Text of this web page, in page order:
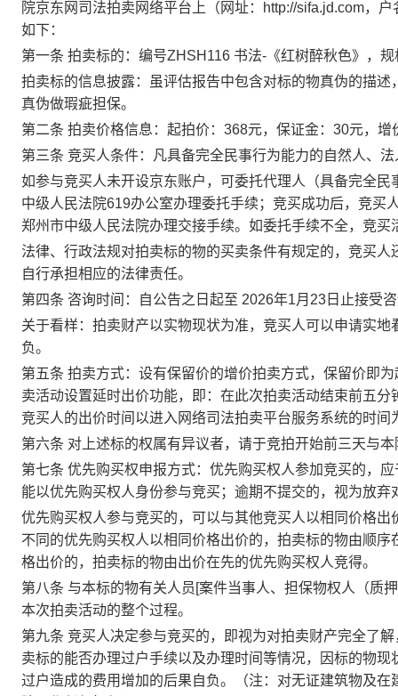
院京东网司法拍卖网络平台上（网址：
http://sifa.jd.com，户
如下：
第一条 拍卖标的： 编号ZHSH116 书法-《红树醉秋色》 ，规
拍卖标的信息披露：
虽评估报告中包含对标的物真伪的描
真伪做瑕疵担保。
第二条 拍卖价格信息： 起拍价： 368元，保证金： 30元，增
第三条 竞买人条件：凡具备完全民事行为能力的自然人、
如参与竞买人未开设京东账户，可委托代理人（具备完全
中级人民法院619办公室办理委托手续；竞买成功后，竞买
郑州市中级人民法院办理交接手续。如委托手续不全，竞
法律、行政法规对拍卖标的物的买卖条件有规定的，竞买
自行承担相应的法律责任。
第四条 咨询时间： 自公告之日起至 2026年1月 23 日止接受
关于看样：拍卖财产以实物现状为准，竞买人可以申请实地
负。
第五条 拍卖方式： 设有保留价的增价拍卖方式，保留价即
卖活动设置延时出价功能，即：在此次拍卖活动结束前五分
竞买人的出价时间以进入网络司法拍卖平台服务系统的时间
第六条 对上述标的权属有异议者，请于竞拍开始前三天与本
第七条 优先购买权申报方式：优先购买权人参加竞买的，应
能以优先购买权人身份参与竞买；逾期不提交的，视为放
优先购买权人参与竞买的，可以与其他竞买人以相同价格
不同的优先购买权人以相同价格出价的，拍卖标的物由顺
格出价的，拍卖标的物由出价在先的优先购买权人竞得。
第八条 与本标的物有关人员 [案件当事人、担保物权人（质
本次拍卖活动的整个过程。
第九条 竞买人决定参与竞买的，即视为对拍卖财产完全了
卖标的能否办理过户手续以及办理时间等情况，因标的物
过户造成的费用增加的后果自负。（注：对无证建筑物及